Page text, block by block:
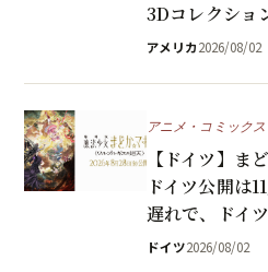
3Dコレクショ
アメリカ2026/08/02
アニメ・コミックス
【ドイツ】ま
ドイツ公開は
遅れで、ドイ
ドイツ2026/08/02